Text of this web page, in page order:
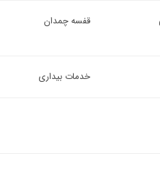
قفسه چمدان
خدمات بیداری